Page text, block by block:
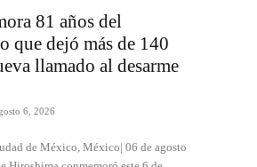
81 años del
que dejó más de 140
llamado al desarme
6, 2026
de México, México| 06 de agosto